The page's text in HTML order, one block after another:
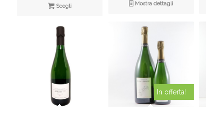
€43,90
a
€115,00
Scegli
Mostra dettagli
In offerta!